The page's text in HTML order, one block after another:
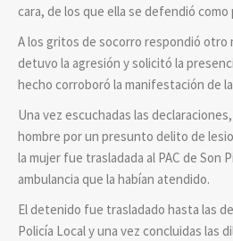
cara, de los que ella se defendió como
A los gritos de socorro respondió otro
detuvo la agresión y solicitó la
hecho corroboró la manifestación de
Una vez escuchadas las
hombre por un presunto delito de
la mujer fue trasladada al PAC de Son
ambulancia que la habían atendido.
El detenido fue trasladado hasta las
Policía Local y una vez concluidas las